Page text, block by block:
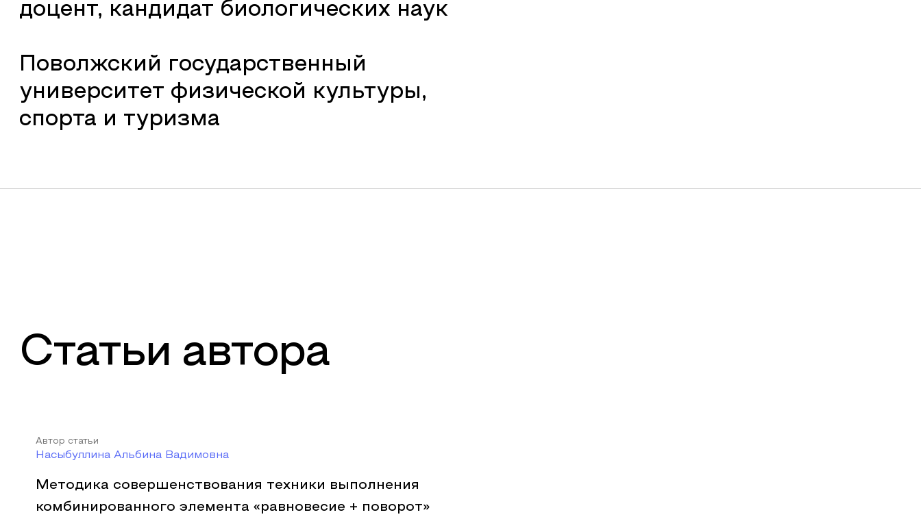
доцент, кандидат биологических наук
Поволжский государственный
университет физической культуры,
спорта и туризма
Статьи автора
Автор статьи
Насыбуллина Альбина Вадимовна
Методика совершенствования техники выполнения
комбинированного элемента «равновесие + поворот»